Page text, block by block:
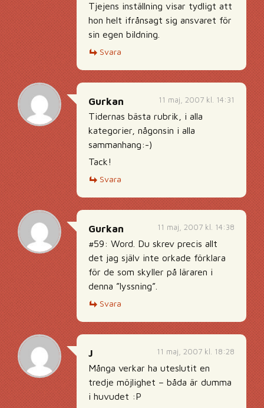
Tjejens inställning visar tydligt att
hon helt ifrånsagt sig ansvaret för
sin egen bildning.
Svara
11 maj, 2007 kl. 14:31
Gurkan
Tidernas bästa rubrik, i alla
kategorier, någonsin i alla
sammanhang:-)
Tack!
Svara
11 maj, 2007 kl. 14:38
Gurkan
#59: Word. Du skrev precis allt
det jag själv inte orkade förklara
för de som skyller på läraren i
denna ”lyssning”.
Svara
11 maj, 2007 kl. 18:28
J
Många verkar ha uteslutit en
tredje möjlighet – båda är dumma
i huvudet :P